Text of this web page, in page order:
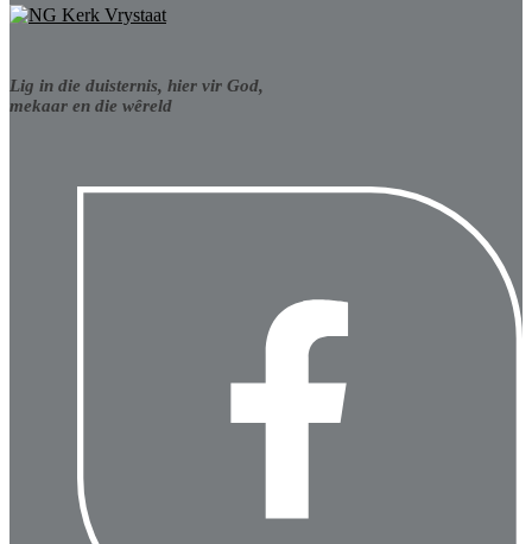
Lig in die duisternis, hier vir God,
mekaar en die wêreld